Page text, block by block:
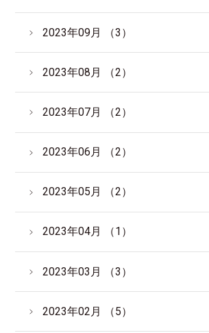
2023年09月 （3）
2023年08月 （2）
2023年07月 （2）
2023年06月 （2）
2023年05月 （2）
2023年04月 （1）
2023年03月 （3）
2023年02月 （5）